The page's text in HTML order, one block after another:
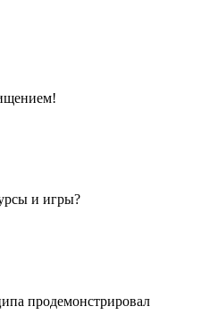
и игры?
продемонстрировал